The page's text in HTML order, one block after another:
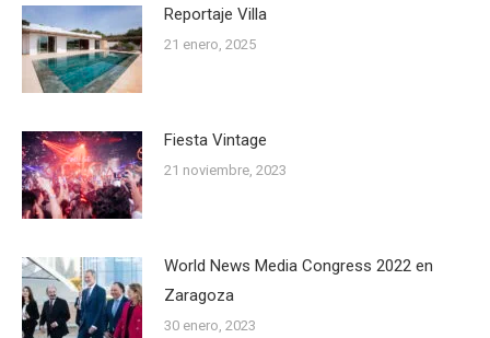
Reportaje Villa
21 enero, 2025
Fiesta Vintage
21 noviembre, 2023
World News Media Congress 2022 en
Zaragoza
30 enero, 2023